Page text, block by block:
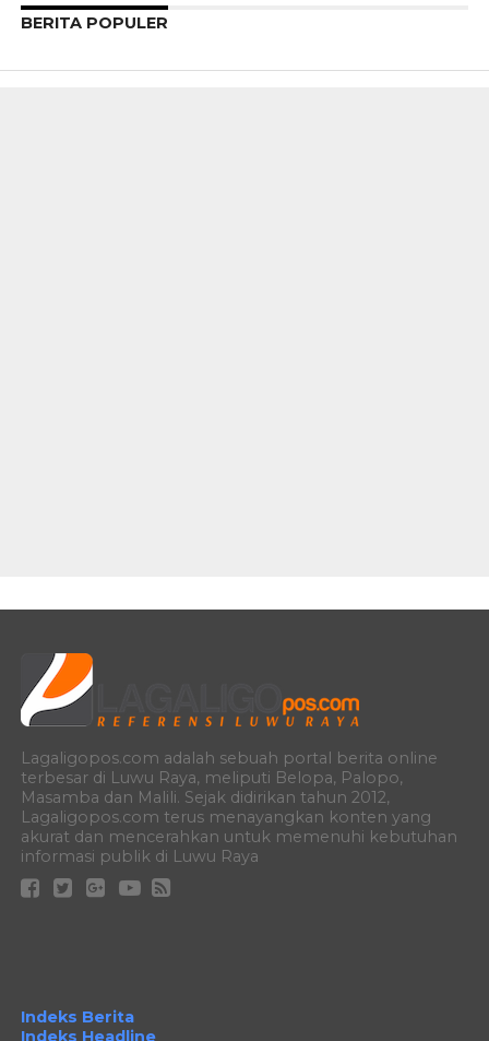
BERITA POPULER
Lagaligopos.com adalah sebuah portal berita online
terbesar di Luwu Raya, meliputi Belopa, Palopo,
Masamba dan Malili. Sejak didirikan tahun 2012,
Lagaligopos.com terus menayangkan konten yang
akurat dan mencerahkan untuk memenuhi kebutuhan
informasi publik di Luwu Raya
Indeks Berita
Indeks Headline